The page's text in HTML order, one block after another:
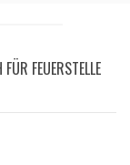
FEUERSTELLE